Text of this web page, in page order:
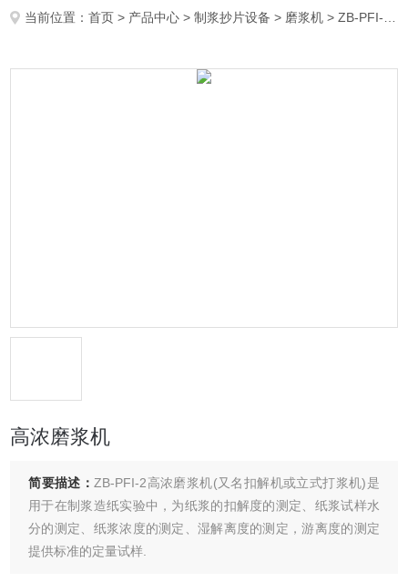
当前位置：首页 > 产品中心 >制浆抄片设备 > 磨浆机 > ZB-PFI-2高浓磨浆机
高浓磨浆机
简要描述： ZB-PFI-2高浓磨浆机(又名扣解机或立式打浆机)是
用于在制浆造纸实验中，为纸浆的扣解度的测定、纸浆试样水
分的测定、纸浆浓度的测定、湿解离度的测定，游离度的测定
提供标准的定量试样.